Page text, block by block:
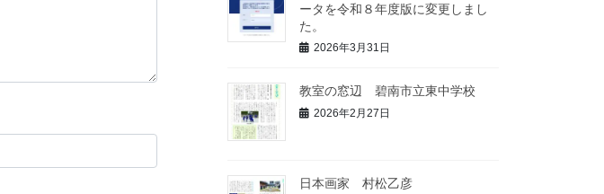
ータを令和８年度版に変更しまし
た。
2026年3月31日
教室の窓辺 碧南市立東中学校
2026年2月27日
日本画家 村松乙彦